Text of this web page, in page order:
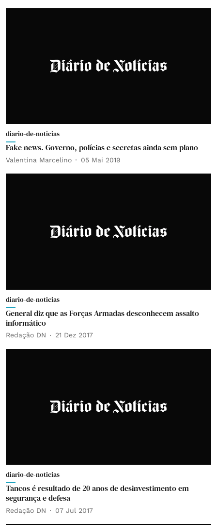
diario-de-noticias
Fake news. Governo, polícias e secretas ainda sem plano
Valentina Marcelino 05 Mai 2019
diario-de-noticias
General diz que as Forças Armadas desconhecem assalto
informático
Redação DN 21 Dez 2017
diario-de-noticias
Tancos é resultado de 20 anos de desinvestimento em
segurança e defesa
Redação DN 07 Jul 2017